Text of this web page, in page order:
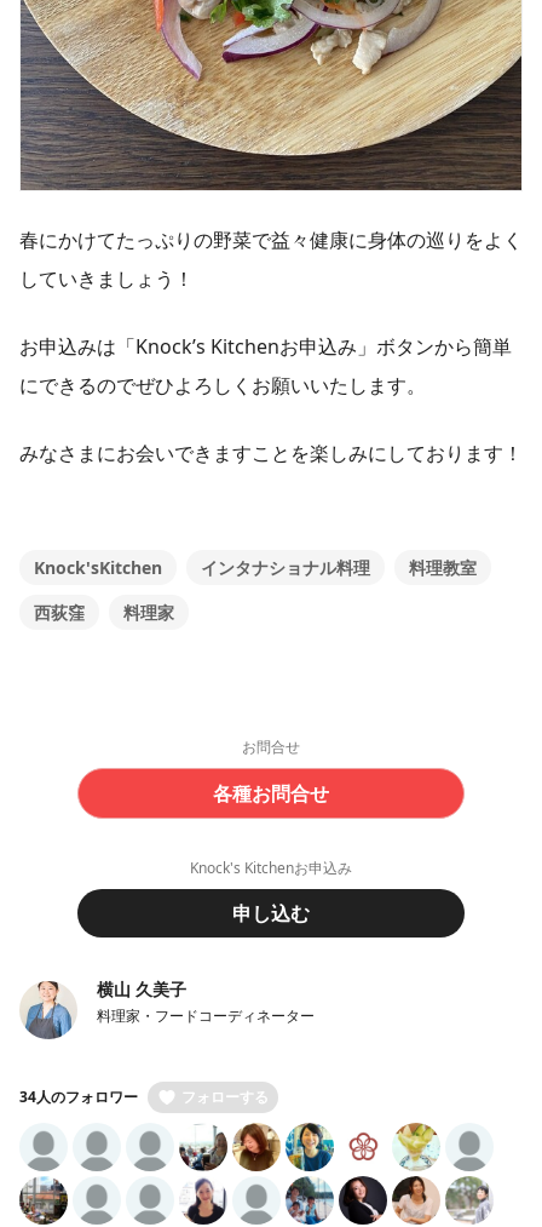
春にかけてたっぷりの野菜で益々健康に身体の巡りをよく
していきましょう！
お申込みは「Knock’s Kitchenお申込み」ボタンから簡単
にできるのでぜひよろしくお願いいたします。
みなさまにお会いできますことを楽しみにしております！
Knock'sKitchen インタナショナル料理
料理教室
西荻窪
料理家
お問合せ
各種お問合せ
Knock's Kitchenお申込み
申し込む
横山 久美子
料理家・フードコーディネーター
34人のフォロワー フォローする